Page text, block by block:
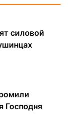
силовой
Господня